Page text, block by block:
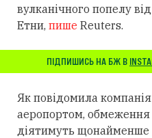
вулканічного попелу
Етни, пише Reuters.
ПІДПИШИСЬ НА БЖ В
Як повідомила
аеропортом, обмеження
діятимуть щонайменше